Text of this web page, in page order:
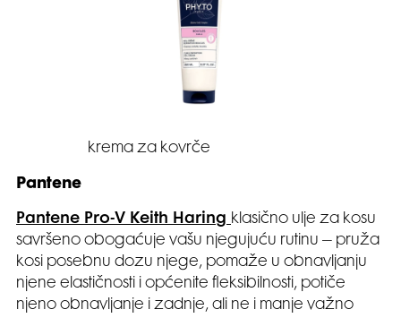
krema za kovrče
Pantene
Pantene Pro-V Keith Haring klasično ulje za kosu
savršeno obogaćuje vašu njegujuću rutinu – pruža
kosi posebnu dozu njege, pomaže u obnavljanju
njene elastičnosti i općenite fleksibilnosti, potiče
njeno obnavljanje i zadnje, ali ne i manje važno